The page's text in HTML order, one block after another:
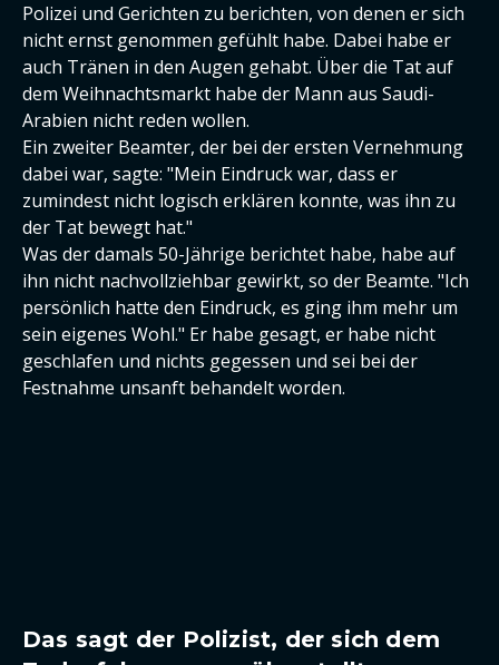
Polizei und Gerichten zu berichten, von denen er sich
nicht ernst genommen gefühlt habe. Dabei habe er
auch Tränen in den Augen gehabt. Über die Tat auf
dem Weihnachtsmarkt habe der Mann aus Saudi-
Arabien nicht reden wollen.
Ein zweiter Beamter, der bei der ersten Vernehmung
dabei war, sagte: "Mein Eindruck war, dass er
zumindest nicht logisch erklären konnte, was ihn zu
der Tat bewegt hat."
Was der damals 50-Jährige berichtet habe, habe auf
ihn nicht nachvollziehbar gewirkt, so der Beamte. "Ich
persönlich hatte den Eindruck, es ging ihm mehr um
sein eigenes Wohl." Er habe gesagt, er habe nicht
geschlafen und nichts gegessen und sei bei der
Festnahme unsanft behandelt worden.
Das sagt der Polizist, der sich dem